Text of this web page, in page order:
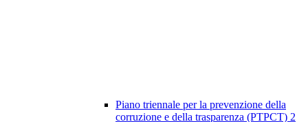
Piano triennale per la prevenzione della
corruzione e della trasparenza (PTPCT) 2